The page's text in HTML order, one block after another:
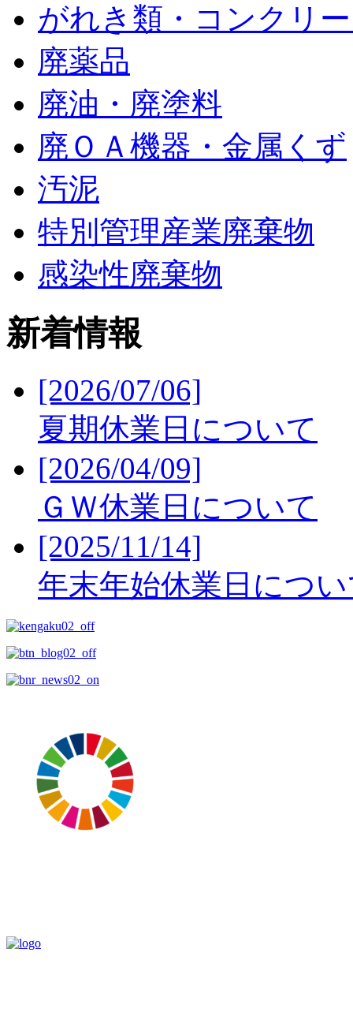
がれき類・コンクリ
廃薬品
廃油・廃塗料
廃ＯＡ機器・金属くず
汚泥
特別管理産業廃棄物
感染性廃棄物
新着情報
[2026/07/06]
夏期休業日について
[2026/04/09]
ＧＷ休業日について
[2025/11/14]
年末年始休業日につ